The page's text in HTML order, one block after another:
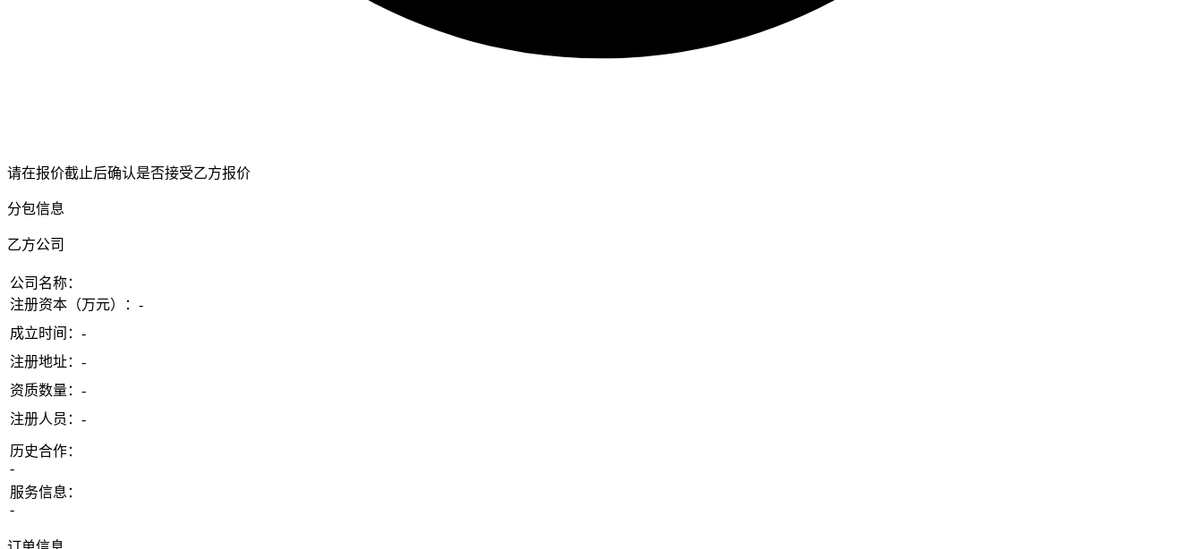
请在报价截止后确认是否接受乙方报价
分包信息
乙方公司
公司名称：
注册资本（万元）： -
成立时间： -
注册地址： -
资质数量： -
注册人员： -
历史合作：
-
服务信息：
-